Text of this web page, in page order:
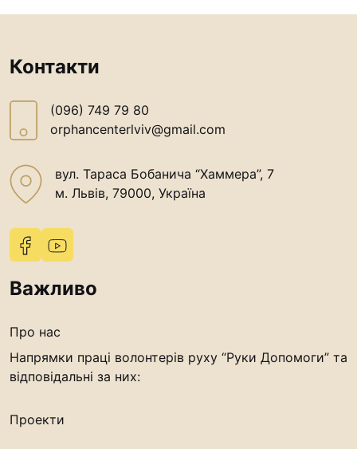
Контакти
(096) 749 79 80
orphancenterlviv@gmail.com
вул. Тараса Бобанича “Хаммера”, 7
м. Львів, 79000, Україна
Важливо
Про нас
Напрямки праці волонтерів руху “Руки Допомоги” та
відповідальні за них:
Проекти